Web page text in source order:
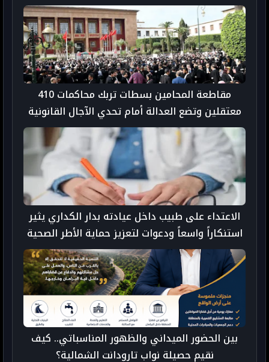
مقاطعة المحامين بسطات تربك محاكمات 410
معتقلين وتضع العدالة أمام تحدي الآجال القانونية
الاعتداء على طبيب داخل عيادته بدار الكداري يثير
استنكاراً واسعاً ودعوات لتعزيز حماية الأطر الصحية
بين الحضور الميداني والظهور المناسباتي.. كيف
نقيم حصيلة نواب تارودانت الشمالية؟